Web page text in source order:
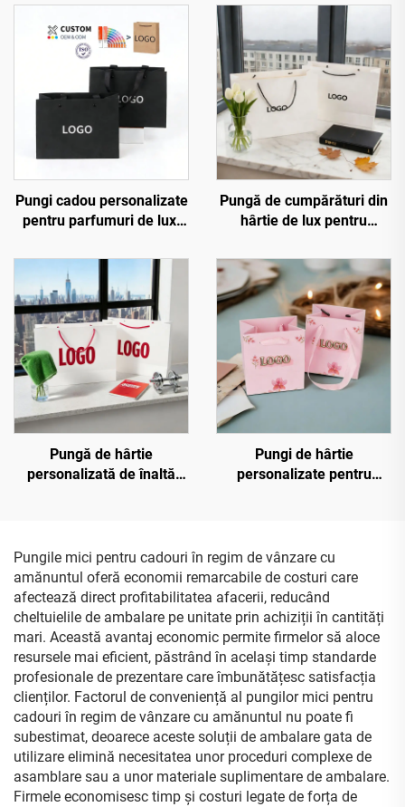
Pungi cadou personalizate
pentru parfumuri de lux,
nuntă, pungă mică din
hârtie pentru bijuterii cu
mâner
Pungă de cumpărături din
hârtie de lux pentru
personalizat, mâner, tip
traistă, pungă eleganță din
hârtie cadou, magazin
boutique, pungă de hârtie
ecologică personalizată de
înaltă calitate
Pungă de hârtie
personalizată de înaltă
personalizate boutique
pentru cumpărături
Pungi de hârtie
personalizate pentru
de hârtie reciclată pentru
cadou
Pungile mici pentru cadouri în regim de vânzare cu
amănuntul oferă economii remarcabile de costuri care
afectează direct profitabilitatea afacerii, reducând
cheltuielile de ambalare pe unitate prin achiziții în cantități
mari. Această avantaj economic permite firmelor să aloce
resursele mai eficient, păstrând în același timp standarde
profesionale de prezentare care îmbunătățesc satisfacția
clienților. Factorul de conveniență al pungilor mici pentru
cadouri în regim de vânzare cu amănuntul nu poate fi
subestimat, deoarece aceste soluții de ambalare gata de
utilizare elimină necesitatea unor proceduri complexe de
asamblare sau a unor materiale suplimentare de ambalare.
Firmele economisesc timp și costuri legate de forța de